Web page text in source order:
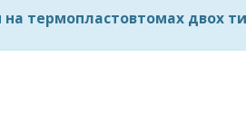
термопластовтомах двох